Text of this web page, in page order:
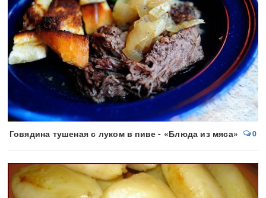
Говядина тушеная с луком в пиве - «Блюда из мяса» 0